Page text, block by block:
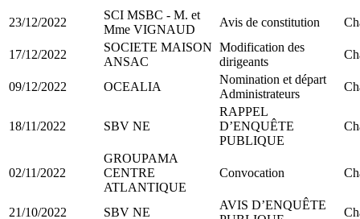
23/12/2022
SCI MSBC - M. et
Mme VIGNAUD
Avis de constitution
17/12/2022
SOCIETE MAISON
ANSAC
Modification des
dirigeants
09/12/2022 OCEALIA
Nomination et départ
Administrateurs
18/11/2022 SBV NE
RAPPEL
D’ENQUÊTE
PUBLIQUE
02/11/2022
GROUPAMA
CENTRE
ATLANTIQUE
Convocation
21/10/2022 SBV NE
AVIS D’ENQUÊTE